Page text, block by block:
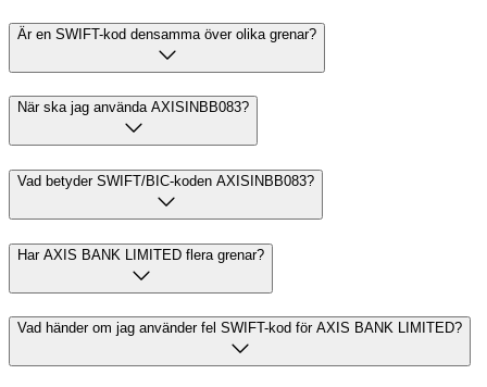
Är en SWIFT-kod densamma över olika grenar?
När ska jag använda AXISINBB083?
Vad betyder SWIFT/BIC-koden AXISINBB083?
Har AXIS BANK LIMITED flera grenar?
Vad händer om jag använder fel SWIFT-kod för AXIS BANK LIMITED?